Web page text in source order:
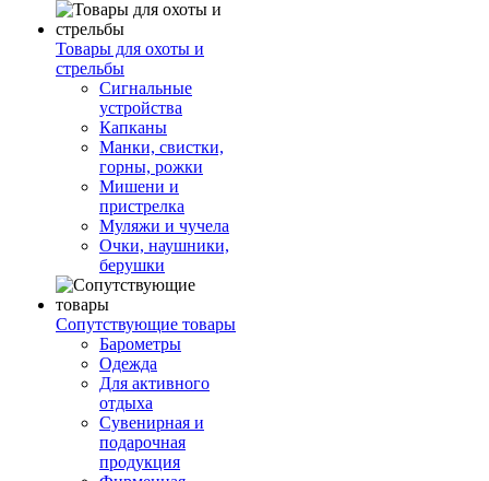
Товары для охоты и
стрельбы
Сигнальные
устройства
Капканы
Манки, свистки,
горны, рожки
Мишени и
пристрелка
Муляжи и чучела
Очки, наушники,
берушки
Сопутствующие товары
Барометры
Одежда
Для активного
отдыха
Сувенирная и
подарочная
продукция